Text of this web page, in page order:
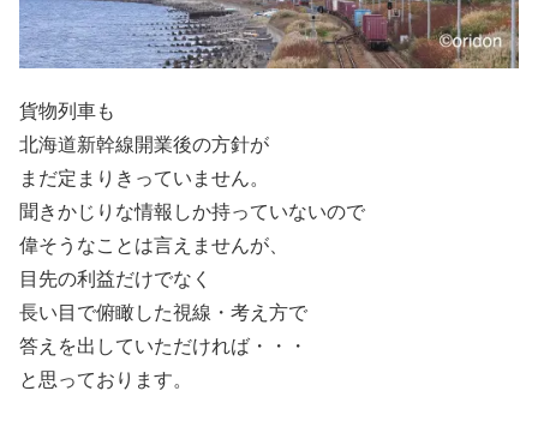
貨物列車も
北海道新幹線開業後の方針が
まだ定まりきっていません。
聞きかじりな情報しか持っていないので
偉そうなことは言えませんが、
目先の利益だけでなく
長い目で俯瞰した視線・考え方で
答えを出していただければ・・・
と思っております。